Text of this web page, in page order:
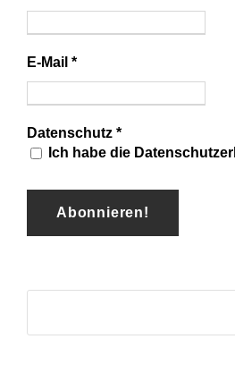
E-Mail *
Datenschutz *
Ich habe die